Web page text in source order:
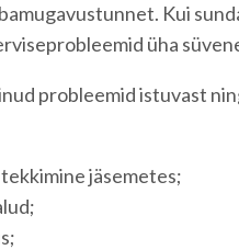
Kui
üha
probleemid istuvast
jäsemetes;